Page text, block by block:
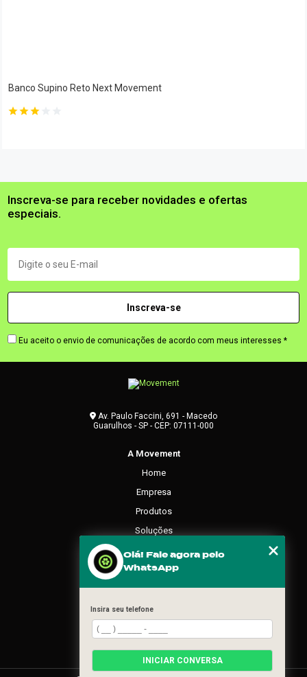
Banco Supino Reto Next Movement
Inscreva-se para receber novidades e ofertas
especiais.
Eu aceito o envio de comunicações de acordo com meus interesses *
Av. Paulo Faccini, 691 - Macedo
Guarulhos - SP - CEP: 07111-000
A Movement
Home
Empresa
Produtos
Soluções
Contato
Categorias
Mapa do site
REDES SOCIAIS
Olá! Fale agora pelo
WhatsApp
Insira seu telefone
INICIAR CONVERSA